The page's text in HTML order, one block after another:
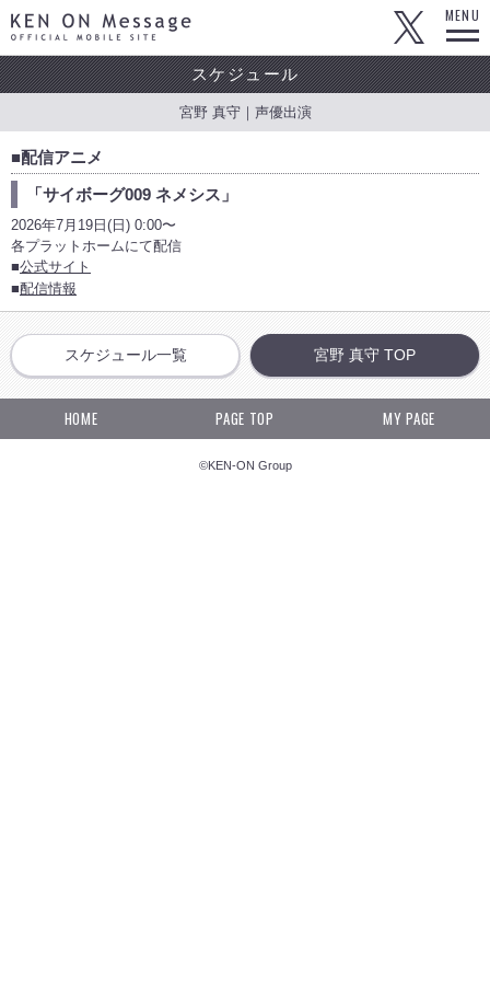
KEN ON Message OFFICIAL MOBILE SITE
MENU
スケジュール
宮野 真守｜声優出演
■配信アニメ
「サイボーグ009 ネメシス」
2026年7月19日(日) 0:00〜
各プラットホームにて配信
■公式サイト
■配信情報
スケジュール一覧 宮野 真守 TOP
HOME PAGE TOP MY PAGE
©KEN-ON Group